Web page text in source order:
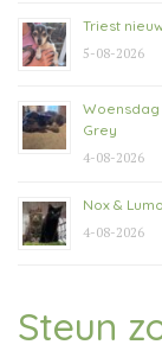
Triest
5-08-2026
Grey
4-08-2026
Nox &
4-08-2026
Steun